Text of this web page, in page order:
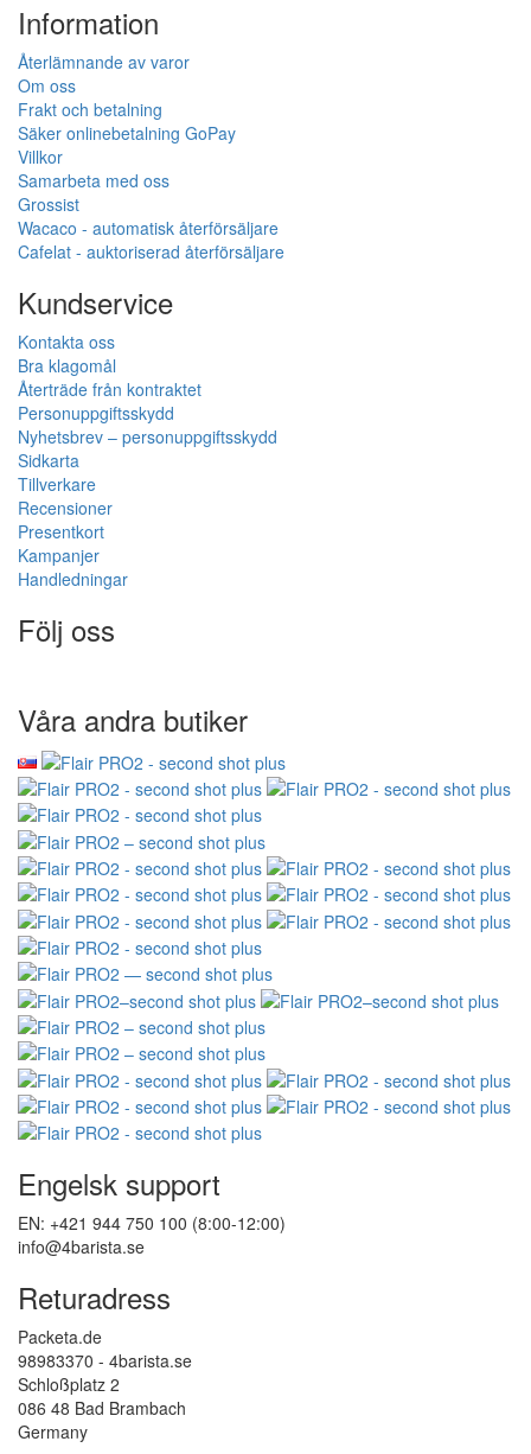
Information
Återlämnande av varor
Om oss
Frakt och betalning
Säker onlinebetalning GoPay
Villkor
Samarbeta med oss
Grossist
Wacaco - automatisk återförsäljare
Cafelat - auktoriserad återförsäljare
Kundservice
Kontakta oss
Bra klagomål
Återträde från kontraktet
Personuppgiftsskydd
Nyhetsbrev – personuppgiftsskydd
Sidkarta
Tillverkare
Recensioner
Presentkort
Kampanjer
Handledningar
Följ oss
Våra andra butiker
Engelsk support
EN: +421 944 750 100 (8:00-12:00)
info@4barista.se
Returadress
Packeta.de
98983370 - 4barista.se
Schloßplatz 2
086 48 Bad Brambach
Germany